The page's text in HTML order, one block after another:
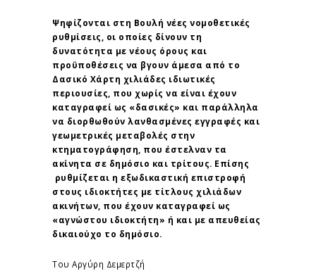
Ψηφίζονται στη Βουλή νέες νομοθετικές
ρυθμίσεις, οι οποίες δίνουν τη
δυνατότητα με νέους όρους και
προϋποθέσεις να βγουν άμεσα από το
Δασικό Χάρτη χιλιάδες ιδιωτικές
περιουσίες, που χωρίς να είναι έχουν
καταγραφεί ως «δασικές» και παράλληλα
να διορθωθούν λανθασμένες εγγραφές και
γεωμετρικές μεταβολές στην
κτηματογράφηση, που έστελναν τα
ακίνητα σε δημόσιο και τρίτους. Επίσης
ρυθμίζεται η εξωδικαστική επιστροφή
στους ιδιοκτήτες με τίτλους χιλιάδων
ακινήτων, που έχουν καταγραφεί ως
«αγνώστου ιδιοκτήτη» ή και με απευθείας
δικαιούχο το δημόσιο.
Του Αργύρη Δεμερτζή